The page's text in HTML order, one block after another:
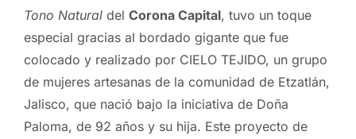
Tono Natural del Corona Capital, tuvo un toque
especial gracias al bordado gigante que fue
colocado y realizado por CIELO TEJIDO, un grupo
de mujeres artesanas de la comunidad de Etzatlán,
Jalisco, que nació bajo la iniciativa de Doña
Paloma, de 92 años y su hija. Este proyecto de